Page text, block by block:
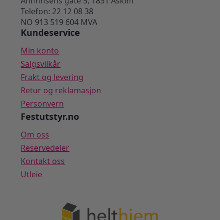
Telefon: 22 12 08 38
NO 913 519 604 MVA
Kundeservice
Min konto
Salgsvilkår
Frakt og levering
Retur og reklamasjon
Personvern
Festutstyr.no
Om oss
Reservedeler
Kontakt oss
Utleie